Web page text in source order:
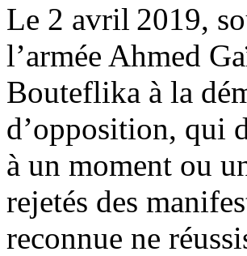
Le 2 avril 2019,
l’armée Ahmed
Bouteflika à la
d’opposition, qui
à un moment ou
rejetés des
reconnue ne